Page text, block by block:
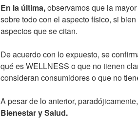
En la última,observamos que la
sobre todo con el aspecto físico, si
aspectos que se citan.
De acuerdo con lo expuesto, se
qué es WELLNESS o que no tienen
consideran consumidores o que no
A pesar de lo anterior, paradójicamente,
Bienestar y Salud.